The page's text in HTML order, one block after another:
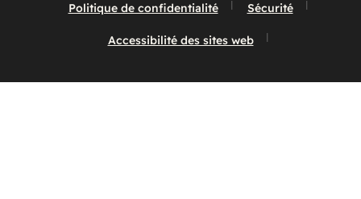
Politique de confidentialité Sécurité
Accessibilité des sites web